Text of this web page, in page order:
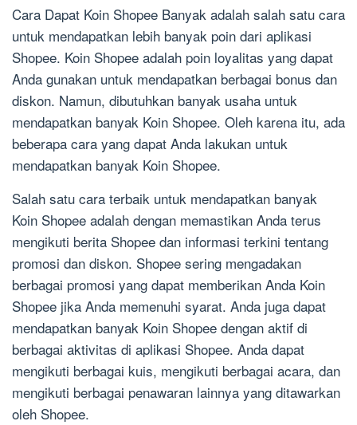
Cara Dapat Koin Shopee Banyak adalah salah satu cara
untuk mendapatkan lebih banyak poin dari aplikasi
Shopee. Koin Shopee adalah poin loyalitas yang dapat
Anda gunakan untuk mendapatkan berbagai bonus dan
diskon. Namun, dibutuhkan banyak usaha untuk
mendapatkan banyak Koin Shopee. Oleh karena itu, ada
beberapa cara yang dapat Anda lakukan untuk
mendapatkan banyak Koin Shopee.
Salah satu cara terbaik untuk mendapatkan banyak
Koin Shopee adalah dengan memastikan Anda terus
mengikuti berita Shopee dan informasi terkini tentang
promosi dan diskon. Shopee sering mengadakan
berbagai promosi yang dapat memberikan Anda Koin
Shopee jika Anda memenuhi syarat. Anda juga dapat
mendapatkan banyak Koin Shopee dengan aktif di
berbagai aktivitas di aplikasi Shopee. Anda dapat
mengikuti berbagai kuis, mengikuti berbagai acara, dan
mengikuti berbagai penawaran lainnya yang ditawarkan
oleh Shopee.